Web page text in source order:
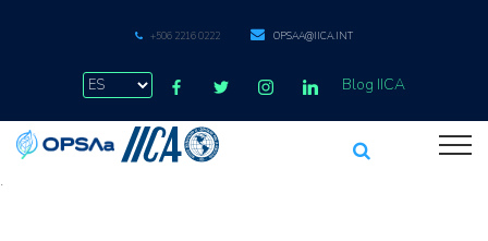
+506 2216 0222 OPSAA@IICA.INT
Blog IICA
.